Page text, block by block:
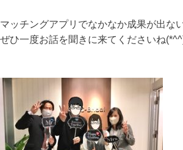
マッチングアプリでなかなか成果が出ない
ぜひ一度お話を聞きに来てくださいね